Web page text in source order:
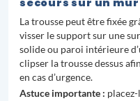
secours sur un
La trousse peut être fixée
visser le support sur une
solide ou paroi intérieure
clipser la trousse dessus
en cas d’urgence.
Astuce importante :